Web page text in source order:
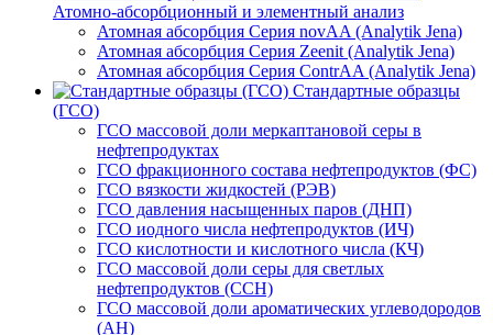
Атомно-абсорбционный и элементный анализ
Атомная абсорбция Серия novAA (Analytik Jena)
Атомная абсорбция Серия Zeenit (Analytik Jena)
Атомная абсорбция Серия СontrAA (Analytik Jena)
Стандартные образцы
(ГСО)
ГСО массовой доли меркаптановой серы в
нефтепродуктах
ГСО фракционного состава нефтепродуктов (ФС)
ГСО вязкости жидкостей (РЭВ)
ГСО давления насыщенных паров (ДНП)
ГСО иодного числа нефтепродуктов (ИЧ)
ГСО кислотности и кислотного числа (КЧ)
ГСО массовой доли серы для светлых
нефтепродуктов (ССН)
ГСО массовой доли ароматических углеводородов
(АН)